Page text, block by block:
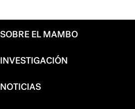
SOBRE EL MAMBO
INVESTIGACIÓN
NOTICIAS